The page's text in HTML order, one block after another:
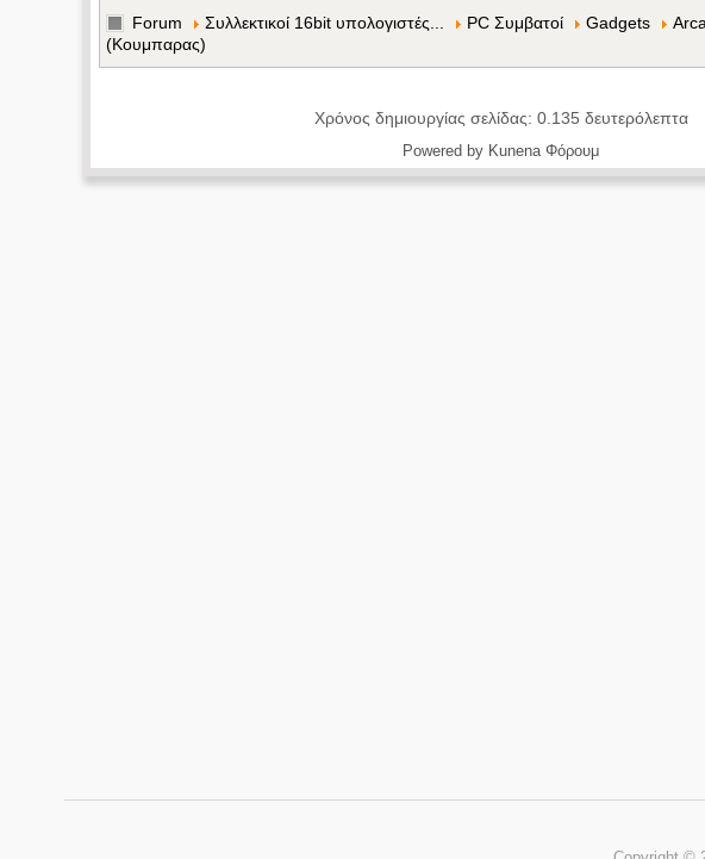
Forum Συλλεκτικοί 16bit υπολογιστές... PC Συμβατοί Gadgets
(Κουμπαρας)
Χρόνος δημιουργίας σελίδας: 0.135 δευτερόλεπτα
Powered by Kunena Φόρουμ